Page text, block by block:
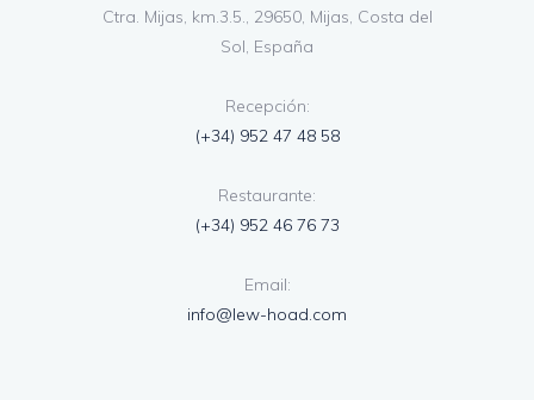
Ctra. Mijas, km.3.5., 29650, Mijas, Costa del
Sol, España
Recepción:
(+34) 952 47 48 58
Restaurante:
(+34) 952 46 76 73
Email:
info@lew-hoad.com